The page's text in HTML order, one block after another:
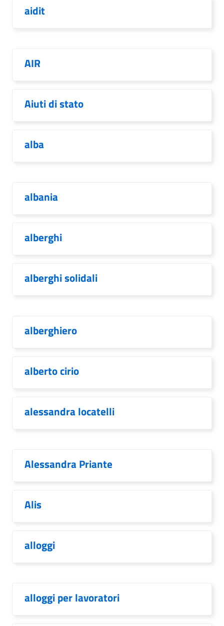
aidit
AIR
Aiuti di stato
alba
albania
alberghi
alberghi solidali
alberghiero
alberto cirio
alessandra locatelli
Alessandra Priante
Alis
alloggi
alloggi per lavoratori